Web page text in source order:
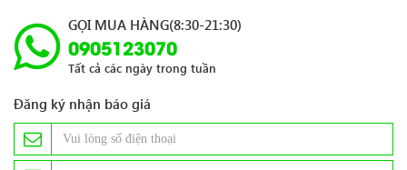
GỌI MUA HÀNG(8:30-21:30)
0905123070
Tất cả các ngày trong tuần
Đăng ký nhận báo giá